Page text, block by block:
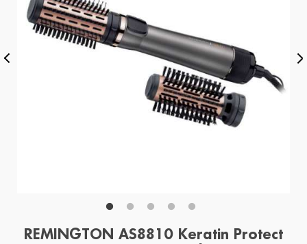
REMINGTON AS8810 Keratin Protect